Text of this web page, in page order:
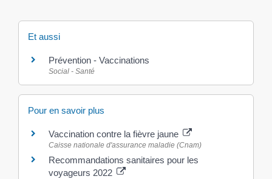
Et aussi
Prévention - Vaccinations
Social - Santé
Pour en savoir plus
Vaccination contre la fièvre jaune
Caisse nationale d'assurance maladie (Cnam)
Recommandations sanitaires pour les
voyageurs 2022